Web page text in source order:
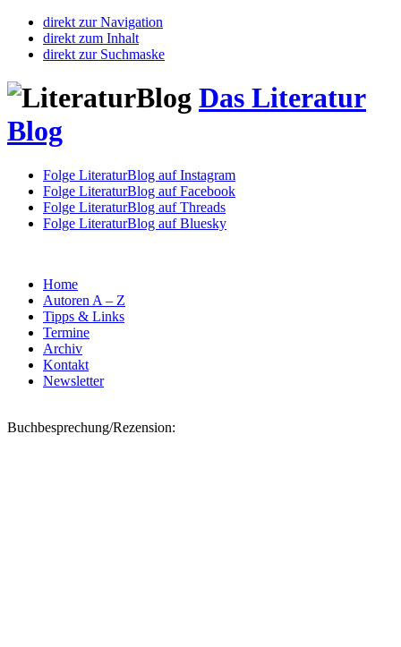
direkt zur Navigation
direkt zum Inhalt
direkt zur Suchmaske
Das Literatur
Blog
Folge LiteraturBlog auf Instagram
Folge LiteraturBlog auf Facebook
Folge LiteraturBlog auf Threads
Folge LiteraturBlog auf Bluesky
Home
Autoren A – Z
Tipps & Links
Termine
Archiv
Kontakt
Newsletter
Buchbesprechung/Rezension: